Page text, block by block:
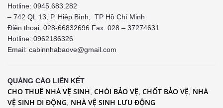
Hotline: 0945.683.282
– 742 QL 13, P. Hiệp Bình, TP Hồ Chí Minh
Điện thoại: 028-66832696 Fax: 028 – 37274631
Hotline: 0962186326
Email: cabinnhabaove@gmail.com
QUẢNG CÁO LIÊN KẾT
CHO THUÊ NHÀ VỆ SINH, CHÒI BẢO VỆ, CHỐT BẢO VỆ, NHÀ
VỆ SINH DI ĐỘNG, NHÀ VỆ SINH LƯU ĐỘNG